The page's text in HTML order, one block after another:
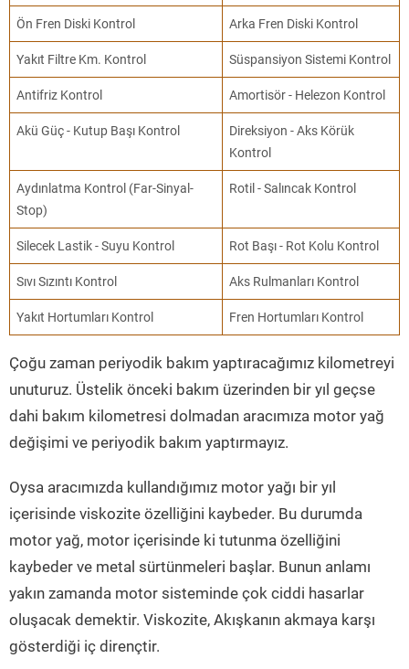
Ön Fren Diski Kontrol Arka Fren Diski Kontrol
Yakıt Filtre Km. Kontrol Süspansiyon Sistemi Kontrol
Antifriz Kontrol Amortisör - Helezon Kontrol
Akü Güç - Kutup Başı Kontrol
Direksiyon - Aks Körük
Kontrol
Aydınlatma Kontrol (Far-Sinyal-
Stop)
Rotil - Salıncak Kontrol
Silecek Lastik - Suyu Kontrol Rot Başı - Rot Kolu Kontrol
Sıvı Sızıntı Kontrol Aks Rulmanları Kontrol
Yakıt Hortumları Kontrol Fren Hortumları Kontrol
Çoğu zaman periyodik bakım yaptıracağımız kilometreyi
unuturuz. Üstelik önceki bakım üzerinden bir yıl geçse
dahi bakım kilometresi dolmadan aracımıza motor yağ
değişimi ve periyodik bakım yaptırmayız.
Oysa aracımızda kullandığımız motor yağı bir yıl
içerisinde viskozite özelliğini kaybeder. Bu durumda
motor yağ, motor içerisinde ki tutunma özelliğini
kaybeder ve metal sürtünmeleri başlar. Bunun anlamı
yakın zamanda motor sisteminde çok ciddi hasarlar
oluşacak demektir. Viskozite, Akışkanın akmaya karşı
gösterdiği iç dirençtir.